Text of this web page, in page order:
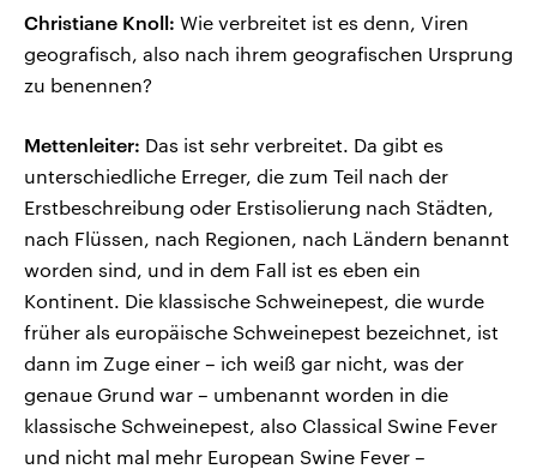
Christiane Knoll: Wie verbreitet ist es denn, Viren
geografisch, also nach ihrem geografischen Ursprung
zu benennen?
Mettenleiter: Das ist sehr verbreitet. Da gibt es
unterschiedliche Erreger, die zum Teil nach der
Erstbeschreibung oder Erstisolierung nach Städten,
nach Flüssen, nach Regionen, nach Ländern benannt
worden sind, und in dem Fall ist es eben ein
Kontinent. Die klassische Schweinepest, die wurde
früher als europäische Schweinepest bezeichnet, ist
dann im Zuge einer – ich weiß gar nicht, was der
genaue Grund war – umbenannt worden in die
klassische Schweinepest, also Classical Swine Fever
und nicht mal mehr European Swine Fever –